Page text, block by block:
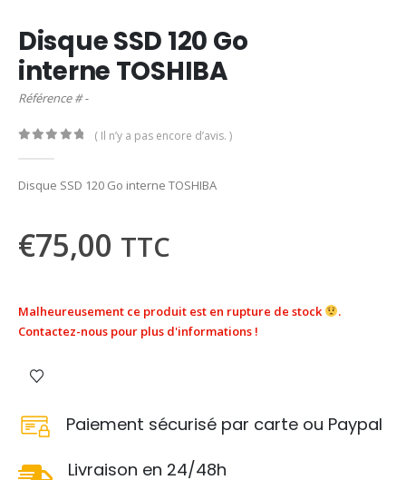
Disque SSD 120 Go
interne TOSHIBA
Référence # -
( Il n’y a pas encore d’avis. )
Disque SSD 120 Go interne TOSHIBA
€75,00 TTC
Malheureusement ce produit est en rupture de stock
.
Contactez-nous pour plus d'informations !
Paiement sécurisé par carte ou Paypal
Livraison en 24/48h